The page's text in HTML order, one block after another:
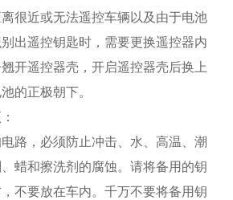
很近或无法遥控车辆以及由于电池
出遥控钥匙时，需要更换遥控器内
开遥控器壳，开启遥控器壳后换上
的正极朝下。
路，必须防止冲击、水、高温、潮
蜡和擦洗剂的腐蚀。请将备用的钥
不要放在车内。千万不要将备用钥